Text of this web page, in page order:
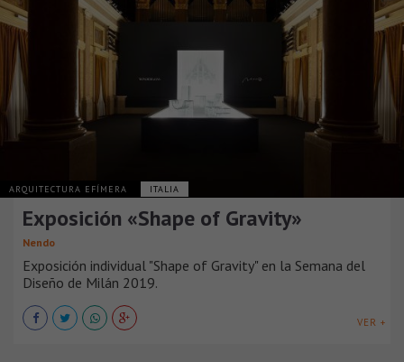
ARQUITECTURA EFÍMERA ITALIA
Exposición «Shape of Gravity»
Nendo
Exposición individual "Shape of Gravity" en la Semana del
Diseño de Milán 2019.
VER +